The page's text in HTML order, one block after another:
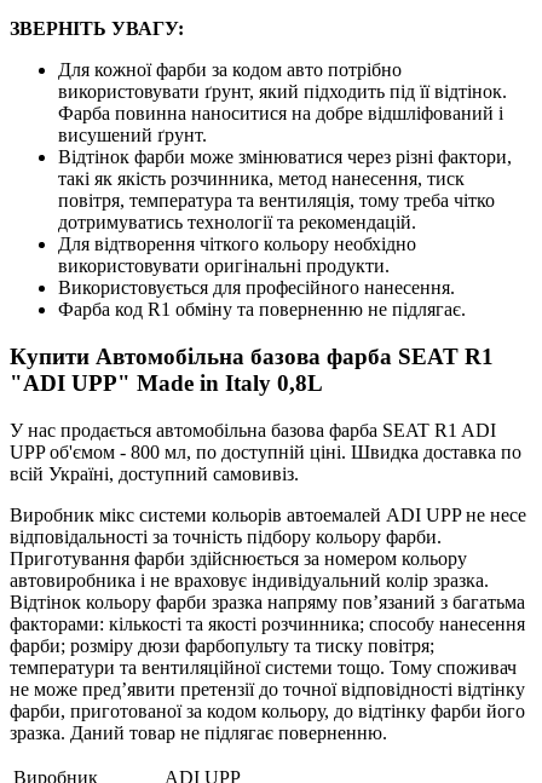
ЗВЕРНІТЬ УВАГУ:
Для кожної фарби за кодом авто потрібно
використовувати ґрунт, який підходить під її відтінок.
Фарба повинна наноситися на добре відшліфований і
висушений ґрунт.
Відтінок фарби може змінюватися через різні фактори,
такі як якість розчинника, метод нанесення, тиск
повітря, температура та вентиляція, тому треба чітко
дотримуватись технології та рекомендацій.
Для відтворення чіткого кольору необхідно
використовувати оригінальні продукти.
Використовується для професійного нанесення.
Фарба код R1 обміну та поверненню не підлягає.
Купити Автомобільна базова фарба SEAT R1
"ADI UPP" Made in Italy 0,8L
У нас продається автомобільна базова фарба SEAT R1 ADI
UPP об'ємом - 800 мл, по доступній ціні. Швидка доставка по
всій Україні, доступний самовивіз.
Виробник мікс системи кольорів автоемалей ADI UPP не несе
відповідальності за точність підбору кольору фарби.
Приготування фарби здійснюється за номером кольору
автовиробника і не враховує індивідуальний колір зразка.
Відтінок кольору фарби зразка напряму пов’язаний з багатьма
факторами: кількості та якості розчинника; способу нанесення
фарби; розміру дюзи фарбопульту та тиску повітря;
температури та вентиляційної системи тощо. Тому споживач
не може пред’явити претензії до точної відповідності відтінку
фарби, приготованої за кодом кольору, до відтінку фарби його
зразка. Даний товар не підлягає поверненню.
Виробник
ADI UPP